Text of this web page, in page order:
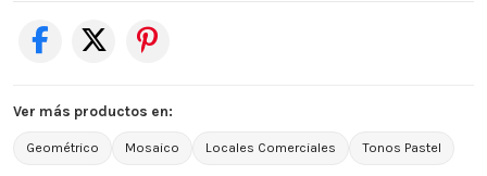
Ver más productos en:
Geométrico Mosaico Locales Comerciales Tonos Pastel